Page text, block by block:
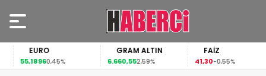
EURO
55,18960,45%
GRAM ALTIN
6.660,552,59%
FAİZ
41,30-0,55%